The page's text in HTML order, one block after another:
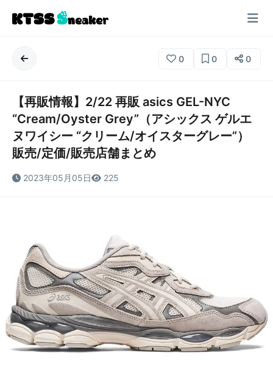
0 0 0
【再販情報】2/22 再販 asics GEL-NYC
“Cream/Oyster Grey”（アシックス ゲルエ
ヌワイシー “クリーム/オイスターグレー”）
販売/定価/販売店舗まとめ
2023年05月05日 225